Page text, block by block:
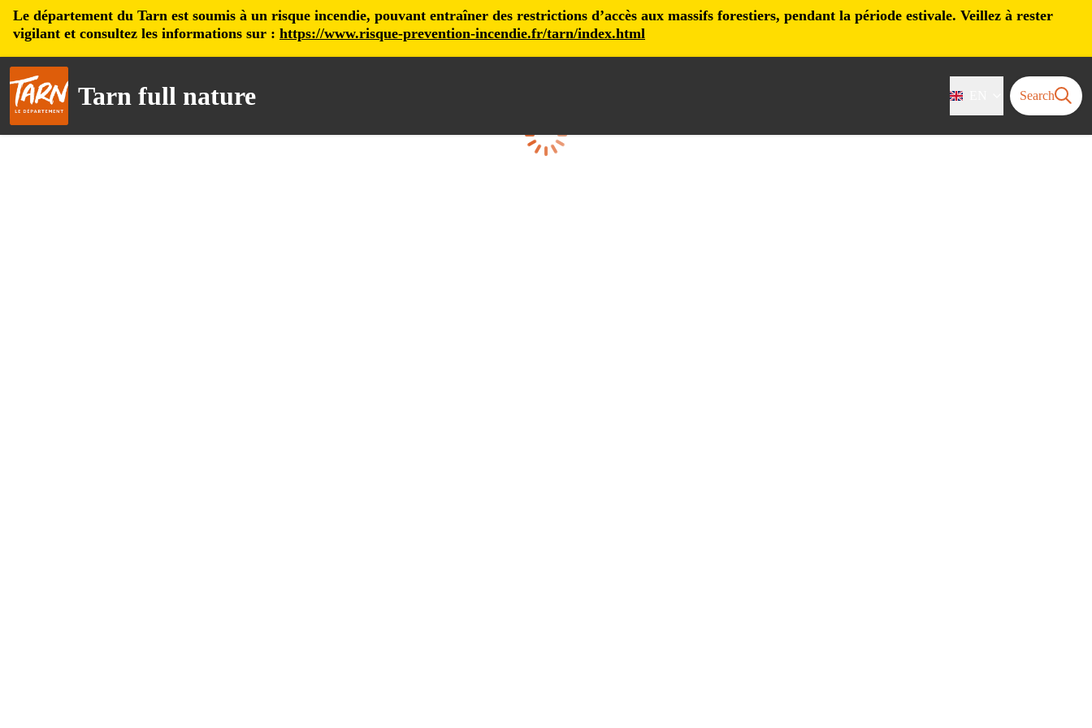
Le département du Tarn est soumis à un risque incendie, pouvant entraîner des restrictions d’accès aux massifs forestiers, pendant la période estivale. Veillez à rester
vigilant et consultez les informations sur : https://www.risque-prevention-incendie.fr/tarn/index.html
Tarn full nature Search
Loading